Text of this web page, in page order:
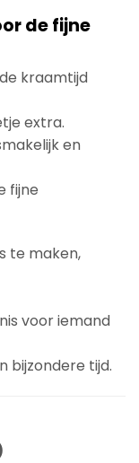
de fijne
kraamtijd
extra.
en
fijne
te maken,
voor iemand
bijzondere tijd.